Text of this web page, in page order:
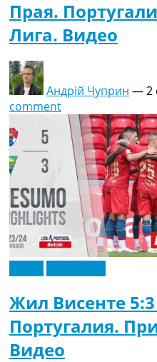
Прая.
Лига. Видео
Андрій Чуприн —2
comment
Жил Висенте
Португалия.
Видео